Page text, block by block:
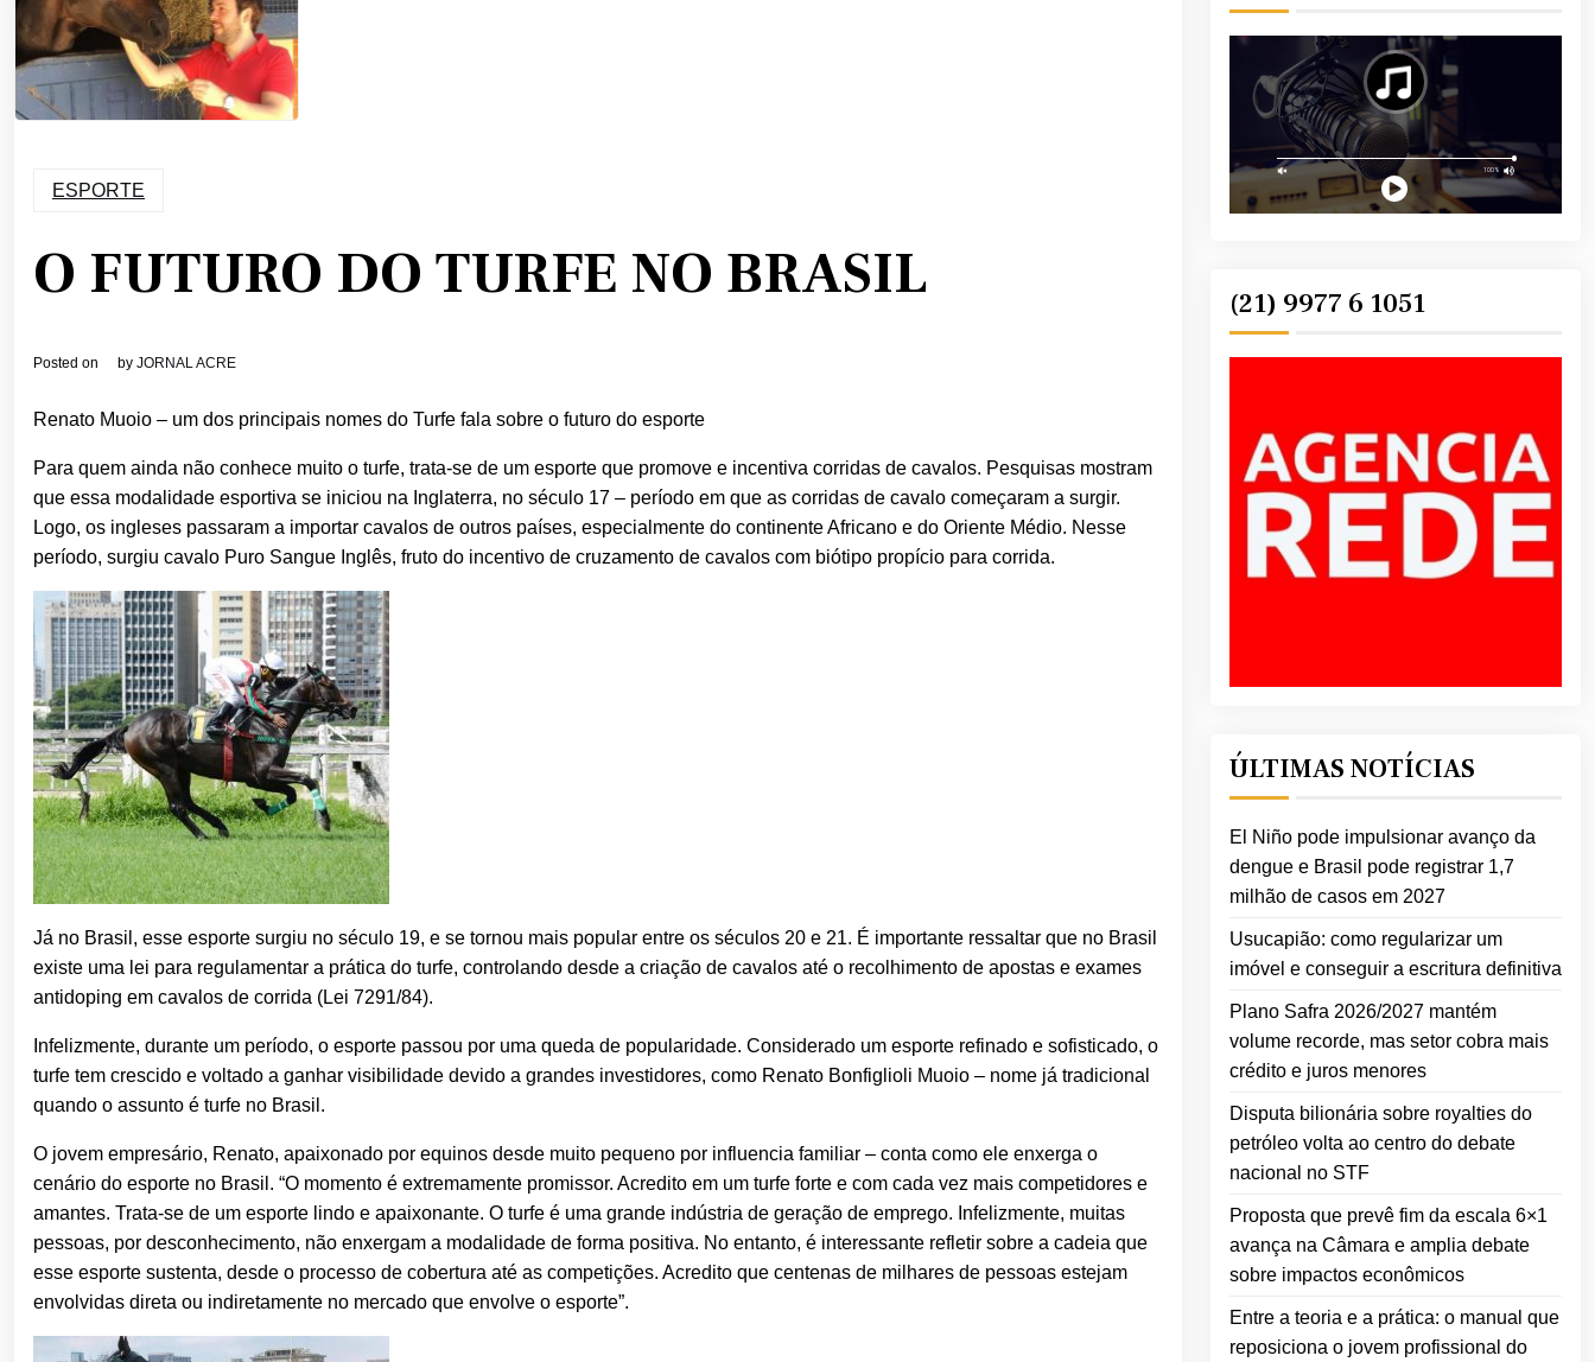
ESPORTE
O FUTURO DO TURFE NO BRASIL
Posted on by JORNAL ACRE
Renato Muoio – um dos principais nomes do Turfe fala sobre o futuro do esporte
Para quem ainda não conhece muito o turfe, trata-se de um esporte que promove e incentiva corridas de cavalos. Pesquisas mostram
que essa modalidade esportiva se iniciou na Inglaterra, no século 17 – período em que as corridas de cavalo começaram a surgir.
Logo, os ingleses passaram a importar cavalos de outros países, especialmente do continente Africano e do Oriente Médio. Nesse
período, surgiu cavalo Puro Sangue Inglês, fruto do incentivo de cruzamento de cavalos com biótipo propício para corrida.
Já no Brasil, esse esporte surgiu no século 19, e se tornou mais popular entre os séculos 20 e 21. É importante ressaltar que no Brasil
existe uma lei para regulamentar a prática do turfe, controlando desde a criação de cavalos até o recolhimento de apostas e exames
antidoping em cavalos de corrida (Lei 7291/84).
Infelizmente, durante um período, o esporte passou por uma queda de popularidade. Considerado um esporte refinado e sofisticado, o
turfe tem crescido e voltado a ganhar visibilidade devido a grandes investidores, como Renato Bonfiglioli Muoio – nome já tradicional
quando o assunto é turfe no Brasil.
O jovem empresário, Renato, apaixonado por equinos desde muito pequeno por influencia familiar – conta como ele enxerga o
cenário do esporte no Brasil. “O momento é extremamente promissor. Acredito em um turfe forte e com cada vez mais competidores e
amantes. Trata-se de um esporte lindo e apaixonante. O turfe é uma grande indústria de geração de emprego. Infelizmente, muitas
pessoas, por desconhecimento, não enxergam a modalidade de forma positiva. No entanto, é interessante refletir sobre a cadeia que
esse esporte sustenta, desde o processo de cobertura até as competições. Acredito que centenas de milhares de pessoas estejam
envolvidas direta ou indiretamente no mercado que envolve o esporte”.
(21) 9977 6 1051
ÚLTIMAS NOTÍCIAS
El Niño pode impulsionar avanço da
dengue e Brasil pode registrar 1,7
milhão de casos em 2027
Usucapião: como regularizar um
imóvel e conseguir a escritura definitiva
Plano Safra 2026/2027 mantém
volume recorde, mas setor cobra mais
crédito e juros menores
Disputa bilionária sobre royalties do
petróleo volta ao centro do debate
nacional no STF
Proposta que prevê fim da escala 6×1
avança na Câmara e amplia debate
sobre impactos econômicos
Entre a teoria e a prática: o manual que
reposiciona o jovem profissional do